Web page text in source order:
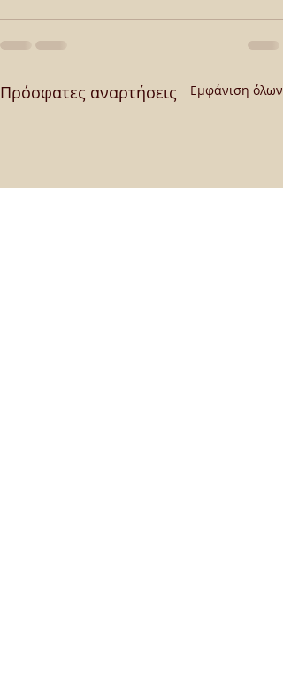
Πρόσφατες αναρτήσεις Εμφάνιση όλων